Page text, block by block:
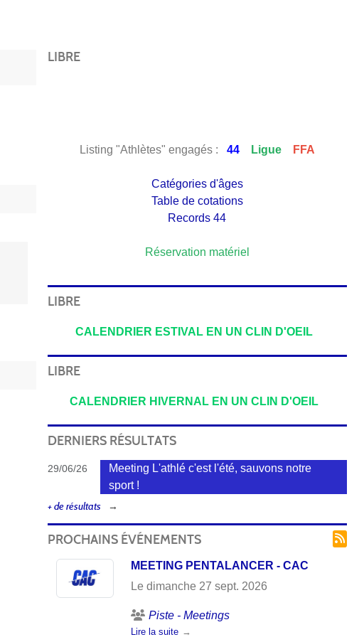
LIBRE
Listing "Athlètes" engagés : 44 Ligue FFA
Catégories d'âges
Table de cotations
Records 44
Réservation matériel
LIBRE
CALENDRIER ESTIVAL EN UN CLIN D'OEIL
LIBRE
CALENDRIER HIVERNAL EN UN CLIN D'OEIL
DERNIERS RÉSULTATS
29/06/26
Meeting L'athlé c'est l'été, sauvons notre
sport !
+ de résultats
PROCHAINS ÉVÉNEMENTS
MEETING PENTALANCER - CAC
Le dimanche 27 sept. 2026
Piste - Meetings
Lire la suite